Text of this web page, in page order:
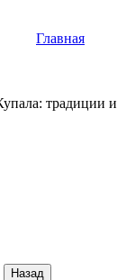
Главная
традиции и
Назад